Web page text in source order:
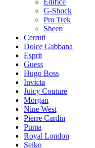
G-Shock
Pro Trek
Sheen
Cerruti
Dolce Gabbana
Esprit
Guess
Hugo Boss
Invicta
Juicy Couture
Morgan
Nine West
Pierre Cardin
Puma
Royal London
Seiko